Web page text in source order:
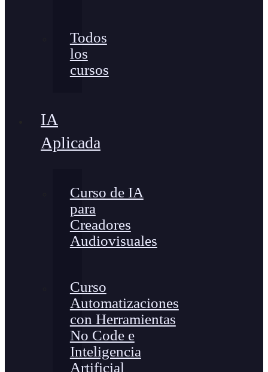
Todos
los
cursos
IA
Aplicada
Curso de IA
para
Creadores
Audiovisuales
Curso
Automatizaciones
con Herramientas
No Code e
Inteligencia
Artificial